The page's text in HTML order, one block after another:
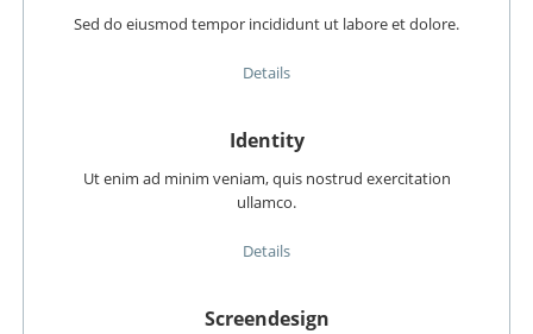
Sed do eiusmod tempor incididunt ut labore et dolore.
Details
Identity
Ut enim ad minim veniam, quis nostrud exercitation
ullamco.
Details
Screendesign